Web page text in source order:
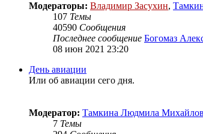
Модераторы: Владимир Засухин,
107 Темы
40590 Сообщения
Последнее сообщение Богомаз
08 июн 2021 23:20
День авиации
Или об авиации сего дня.
Модератор: Тамкина Людмила
7 Темы